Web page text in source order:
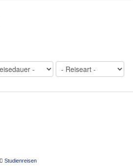
Studienreisen